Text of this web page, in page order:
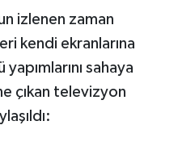
izlenen zaman
kendi ekranlarına
sahaya
çıkan televizyon